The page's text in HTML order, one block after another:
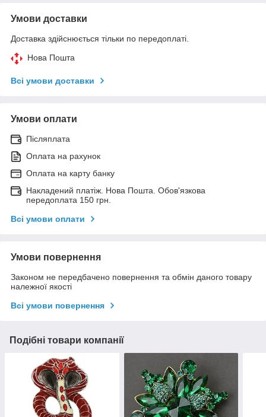
Умови доставки
Доставка здійснюється тільки по передоплаті.
Нова Пошта
Всі умови доставки
Умови оплати
Післяплата
Оплата на рахунок
Оплата на карту банку
Накладений платіж. Нова Пошта. Обов'язкова
передоплата 150 грн.
Всі умови оплати
Умови повернення
Законом не передбачено повернення та обмін даного товару
належної якості
Всі умови повернення
Подібні товари компанії